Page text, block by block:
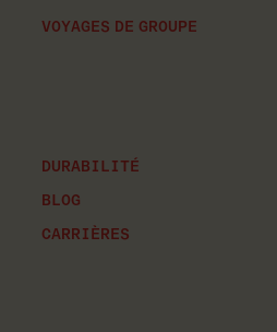
VOYAGES DE GROUPE
DURABILITÉ
BLOG
CARRIÈRES